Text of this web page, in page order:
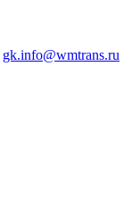
gk.info@wmtrans.ru